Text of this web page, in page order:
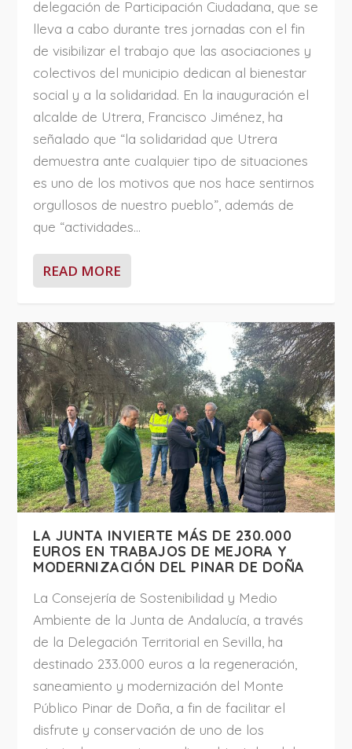
delegación de Participación Ciudadana, que se
lleva a cabo durante tres jornadas con el fin
de visibilizar el trabajo que las asociaciones y
colectivos del municipio dedican al bienestar
social y a la solidaridad. En la inauguración el
alcalde de Utrera, Francisco Jiménez, ha
señalado que “la solidaridad que Utrera
demuestra ante cualquier tipo de situaciones
es uno de los motivos que nos hace sentirnos
orgullosos de nuestro pueblo”, además de
que “actividades...
READ MORE
LA JUNTA INVIERTE MÁS DE 230.000
EUROS EN TRABAJOS DE MEJORA Y
MODERNIZACIÓN DEL PINAR DE DOÑA
La Consejería de Sostenibilidad y Medio
Ambiente de la Junta de Andalucía, a través
de la Delegación Territorial en Sevilla, ha
destinado 233.000 euros a la regeneración,
saneamiento y modernización del Monte
Público Pinar de Doña, a fin de facilitar el
disfrute y conservación de uno de los